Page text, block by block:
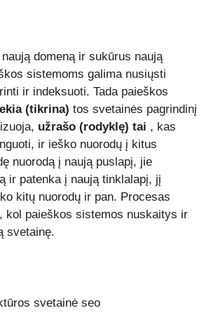
domeną ir sukūrus naują
sistemoms galima nusiųsti
ir indeksuoti. Tada paieškos
(tikrina) tos svetainės pagrindinį
užrašo (rodyklę) tai , kas
ir ieško nuorodų į kitus
nuorodą į naują puslapį, jie
ir patenka į naują tinklalapį, jį
kitų nuorodų ir pan. Procesas
kol paieškos sistemos nuskaitys ir
svetainę.